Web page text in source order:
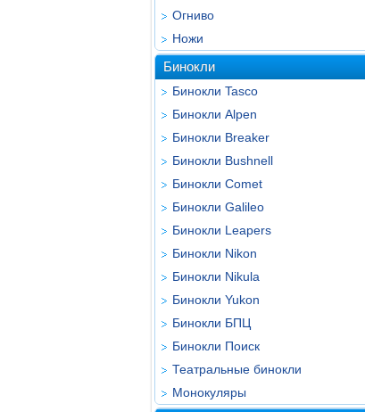
Огниво
Ножи
Бинокли
Бинокли Tasco
Бинокли Alpen
Бинокли Breaker
Бинокли Bushnell
Бинокли Comet
Бинокли Galileo
Бинокли Leapers
Бинокли Nikon
Бинокли Nikula
Бинокли Yukon
Бинокли БПЦ
Бинокли Поиск
Театральные бинокли
Монокуляры